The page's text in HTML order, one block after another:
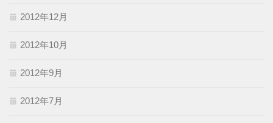
2012年12月
2012年10月
2012年9月
2012年7月